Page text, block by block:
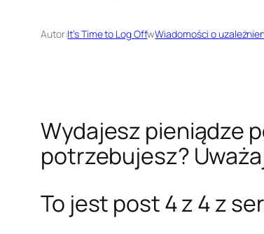
Autor:It’s Time to Log OffwWiadomości o
Wydajesz pieniądze
potrzebujesz?
To jest post 4 z 4 z